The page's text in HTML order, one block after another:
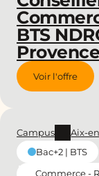
BTS
Provence
Voir l'offre
Campus Aix-
Bac+2 | BTS
Commerce -